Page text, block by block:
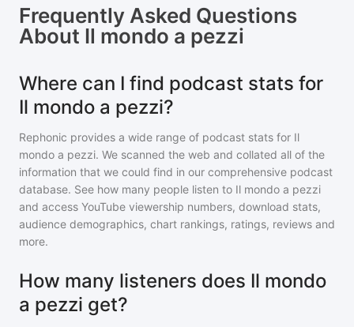
Frequently Asked Questions
About Il mondo a pezzi
Where can I find podcast stats for
Il mondo a pezzi?
Rephonic provides a wide range of podcast stats for Il
mondo a pezzi. We scanned the web and collated all of the
information that we could find in our comprehensive podcast
database. See how many people listen to Il mondo a pezzi
and access YouTube viewership numbers, download stats,
audience demographics, chart rankings, ratings, reviews and
more.
How many listeners does Il mondo
a pezzi get?